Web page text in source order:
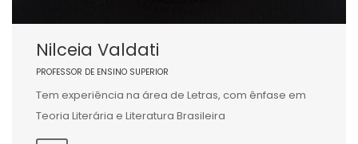
Nilceia Valdati
PROFESSOR DE ENSINO SUPERIOR
Tem experiência na área de Letras, com ênfase em
Teoria Literária e Literatura Brasileira